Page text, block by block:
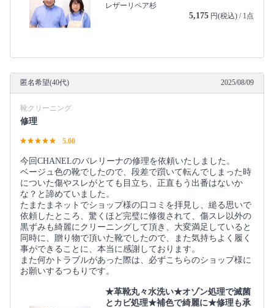
レザーリペア杉
5,175 円(税込) / 1点
匿名希望(40代) 2025/08/09
靴クリーニング
修理
5.00
今回CHANELのバレリーナの修理を依頼いたしました。
ベージュ色の靴でしたので、段差で躓いて転んでしまった時
についた傷やスレがとても目立ち、正直もう出番はないか
な？と諦めていました。
たまたまネットでショップ様の口コミを拝見し、縋る思いで
依頼したところ、驚くほど完璧に修復されて、傷スレ以外の
黒ずみも綺麗にクリーニングして頂き、大変満足していると
同時に、贈り物で頂いた靴でしたので、また気持ちよく履く
事ができることに、本当に感謝しております。
また何かトラブルがあった際は、必ずこちらのショップ様に
お願いするつもりです。
★革靴丸々水洗い★オゾン処理で滅菌
とカビ処理★補色で綺麗に★修理も承